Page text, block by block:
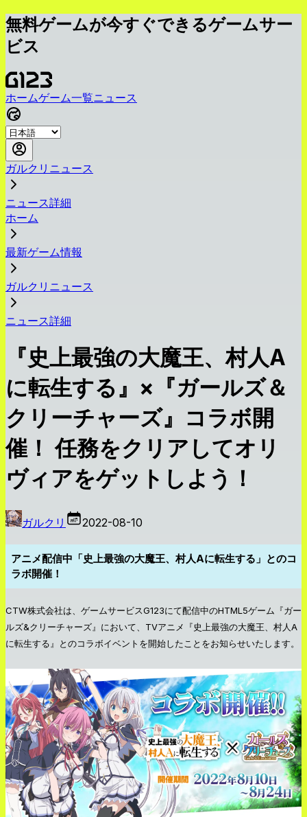
無料ゲームが今すぐできるゲームサー
ビス
ホームゲーム一覧ニュース
ガルクリニュース
ニュース詳細
ホーム
最新ゲーム情報
ガルクリニュース
ニュース詳細
『史上最強の大魔王、村人A
に転生する』×『ガールズ＆
クリーチャーズ』コラボ開
催！ 任務をクリアしてオリ
ヴィアをゲットしよう！
ガルクリ 2022-08-10
アニメ配信中「史上最強の大魔王、村人Aに転生する」とのコ
ラボ開催！
CTW株式会社は、ゲームサービスG123にて配信中のHTML5ゲーム『ガー
ルズ&クリーチャーズ』において、TVアニメ『史上最強の大魔王、村人A
に転生する』とのコラボイベントを開始したことをお知らせいたします。